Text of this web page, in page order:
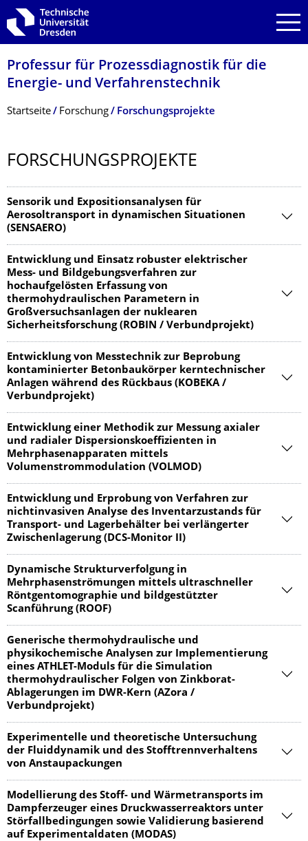
Zur Hauptnavigation springen
Zur Suche springen
Zum Inhalt springen
Professur für Prozessdiagnostik für die
Energie- und Verfahrenstechnik
Breadcrumb-Menü
Startseite Forschung Forschungsprojekte
FORSCHUNGSPRO­JEKTE
Sensorik und Expositionsanalysen für
Aerosoltransport in dynamischen Situationen
(SENSAERO)
Entwicklung und Einsatz robuster elektrischer
Mess- und Bildgebungsverfahren zur
hochaufgelösten Erfassung von
thermohydraulischen Parametern in
Großversuchsanlagen der nuklearen
Sicherheitsforschung (ROBIN / Verbundprojekt)
Entwicklung von Messtechnik zur Beprobung
kontaminierter Betonbaukörper kerntechnischer
Anlagen während des Rückbaus (KOBEKA /
Verbundprojekt)
Entwicklung einer Methodik zur Messung axialer
und radialer Dispersionskoeffizienten in
Mehrphasenapparaten mittels
Volumenstrommodulation (VOLMOD)
Entwicklung und Erprobung von Verfahren zur
nichtinvasiven Analyse des Inventarzustands für
Transport- und Lagerbehälter bei verlängerter
Zwischenlagerung (DCS-Monitor II)
Dynamische Strukturverfolgung in
Mehrphasenströmungen mittels ultraschneller
Röntgentomographie und bildgestützter
Scanführung (ROOF)
Generische thermohydraulische und
physikochemische Analysen zur Implementierung
eines ATHLET-Moduls für die Simulation
thermohydraulischer Folgen von Zinkborat-
Ablagerungen im DWR-Kern (AZora /
Verbundprojekt)
Experimentelle und theoretische Untersuchung
der Fluiddynamik und des Stofftrennverhaltens
von Anstaupackungen
Modellierung des Stoff- und Wärmetransports im
Dampferzeuger eines Druckwasserreaktors unter
Störfallbedingungen sowie Validierung basierend
auf Experimentaldaten (MODAS)